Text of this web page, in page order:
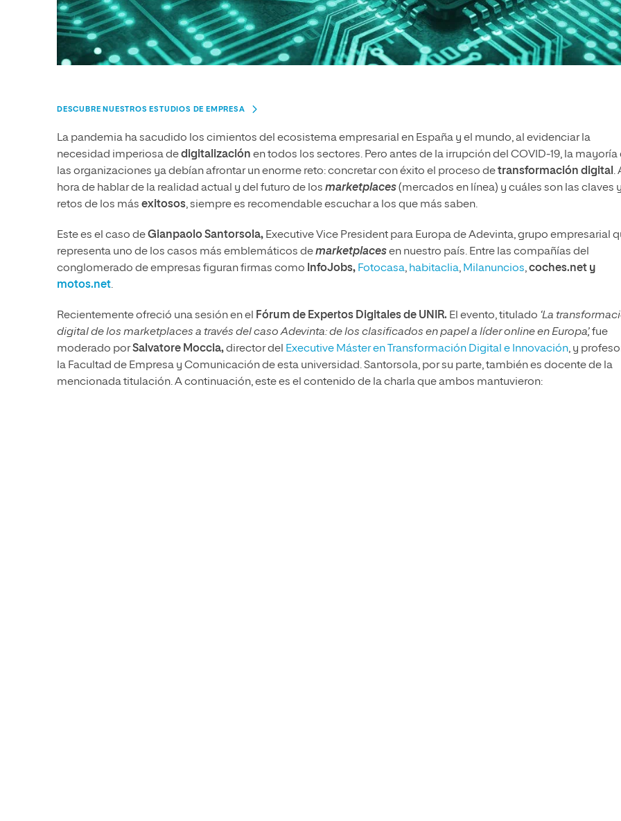
DESCUBRE NUESTROS ESTUDIOS DE EMPRESA
La pandemia ha sacudido los cimientos del ecosistema empresarial en España y el mundo, al evidenciar la
necesidad imperiosa dedigitalización en todos los sectores. Pero antes de la irrupción del COVID-19, la mayoría
las organizaciones ya debían afrontar un enorme reto: concretar con éxito el proceso detransformación digital.
hora de hablar de la realidad actual y del futuro de los marketplaces(mercados en línea) y cuáles son las claves y
retos de los más exitosos, siempre es recomendable escuchar a los que más saben.
Este es el caso deGianpaolo Santorsola, Executive Vice President para Europa de Adevinta, grupo empresarial
representa uno de los casos más emblemáticos demarketplacesen nuestro país. Entre las compañías del
conglomerado de empresas figuran firmas como InfoJobs, Fotocasa, habitaclia, Milanuncios,coches.net y
motos.net.
Recientemente ofreció una sesión en el Fórum de Expertos Digitales de UNIR. El evento, titulado ‘La
digital de los marketplaces a través del caso Adevinta: de los clasificados en papel a líder online en Europa’,fue
moderado porSalvatore Moccia,director del Executive Máster en Transformación Digital e Innovación, y
la Facultad de Empresa y Comunicación de esta universidad. Santorsola, por su parte, también es docente de la
mencionada titulación. A continuación, este es el contenido de la charla que ambos mantuvieron: